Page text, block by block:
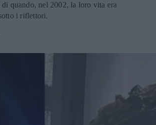
di quando, nel 2002, la loro vita era
i riflettori.